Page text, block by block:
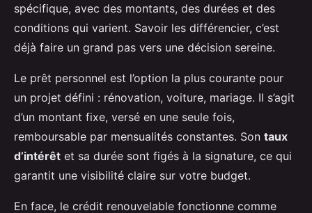
spécifique, avec des montants, des durées et des
conditions qui varient. Savoir les différencier, c’est
déjà faire un grand pas vers une décision sereine.
Le prêt personnel est l’option la plus courante pour
un projet défini : rénovation, voiture, mariage. Il s’agit
d’un montant fixe, versé en une seule fois,
remboursable par mensualités constantes. Son taux
d’intérêt et sa durée sont figés à la signature, ce qui
garantit une visibilité claire sur votre budget.
En face, le crédit renouvelable fonctionne comme